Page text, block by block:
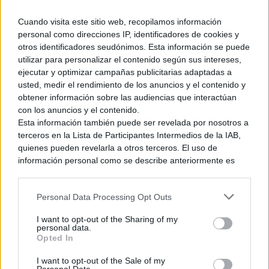
Cuando visita este sitio web, recopilamos información
personal como direcciones IP, identificadores de cookies y
otros identificadores seudónimos. Esta información se puede
utilizar para personalizar el contenido según sus intereses,
ejecutar y optimizar campañas publicitarias adaptadas a
usted, medir el rendimiento de los anuncios y el contenido y
obtener información sobre las audiencias que interactúan
con los anuncios y el contenido.
Esta información también puede ser revelada por nosotros a
terceros en la Lista de Participantes Intermedios de la IAB,
quienes pueden revelarla a otros terceros. El uso de
información personal como se describe anteriormente es
generamos contenido relevante para nuestra audiencia.
recopilación y uso de datos en nuestra Política de
Privacidad.
terceros por nuestra parte, utilice la siguiente opción de
Personal Data Processing Opt Outs
I want to opt-out of the Sharing of my
personal data.
Opted In
I want to opt-out of the Sale of my
No cabe duda de que los chicos de Yacht Club Games están
muy entusiasmados con esta nueva etapa de su juego, pero
más entusiasmados estamos los que lo estamos esperando
al ver que su desarrollo sigue su curso y que cada vez queda
menos para poder catarlo.
Ver también
Anunciada la fecha de lanzamiento del
DLC Specter of Torment en 3DS y Wii U,
¡afila la guadaña, que se acerca la hora!
20 abril, 2017 20:10
de casi 9 minutos en el que se puede ver la demo que